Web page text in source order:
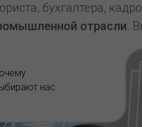
бухгалтера,
отрасли.
нас